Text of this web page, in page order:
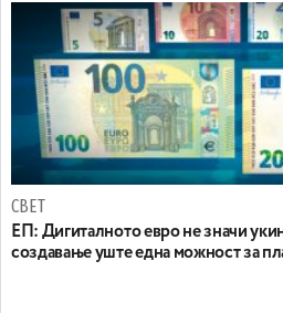
СВЕТ
ЕП: Дигиталното евро не значи
создавање уште една можност за